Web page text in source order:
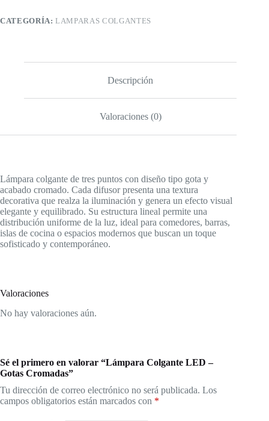
CATEGORÍA:LAMPARAS COLGANTES
Descripción
Valoraciones (0)
Lámpara colgante de tres puntos con diseño tipo gota y
acabado cromado. Cada difusor presenta una textura
decorativa que realza la iluminación y genera un efecto visual
elegante y equilibrado. Su estructura lineal permite una
distribución uniforme de la luz, ideal para comedores, barras,
islas de cocina o espacios modernos que buscan un toque
sofisticado y contemporáneo.
Valoraciones
No hay valoraciones aún.
Sé el primero en valorar “Lámpara Colgante LED –
Gotas Cromadas”
Tu dirección de correo electrónico no será publicada. Los
campos obligatorios están marcados con *